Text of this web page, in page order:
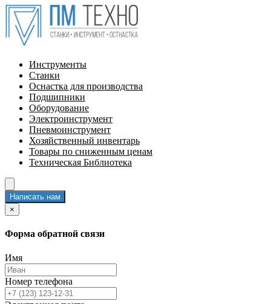
Инструменты
Станки
Оснастка для производства
Подшипники
Оборудование
Электроинструмент
Пневмоинструмент
Хозяйственный инвентарь
Товары по сниженным ценам
Техническая Библиотека
Написать нам
×
Форма обратной связи
Имя
Номер телефона